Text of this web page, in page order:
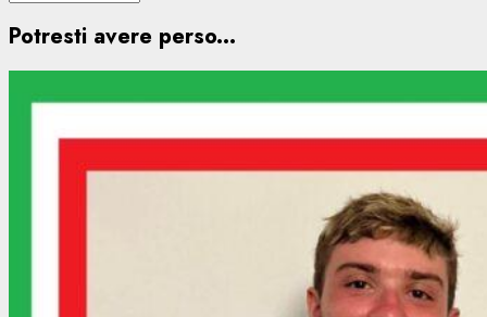
Potresti avere perso...